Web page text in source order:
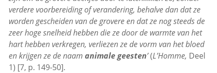
verdere voorbereiding of verandering, behalve dan dat ze
worden gescheiden van de grovere en dat ze nog steeds de
zeer hoge snelheid hebben die ze door de warmte van het
hart hebben verkregen, verliezen ze de vorm van het bloed
en krijgen ze de naam animale geesten’(L’Homme, Deel
1) [7, p. 149-50].